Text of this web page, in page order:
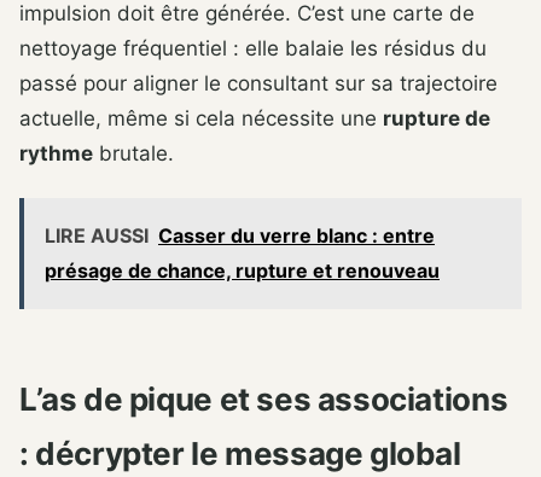
impulsion doit être générée. C’est une carte de
nettoyage fréquentiel : elle balaie les résidus du
passé pour aligner le consultant sur sa trajectoire
actuelle, même si cela nécessite une rupture de
rythme brutale.
LIRE AUSSI Casser du verre blanc : entre
présage de chance, rupture et renouveau
L’as de pique et ses associations
: décrypter le message global